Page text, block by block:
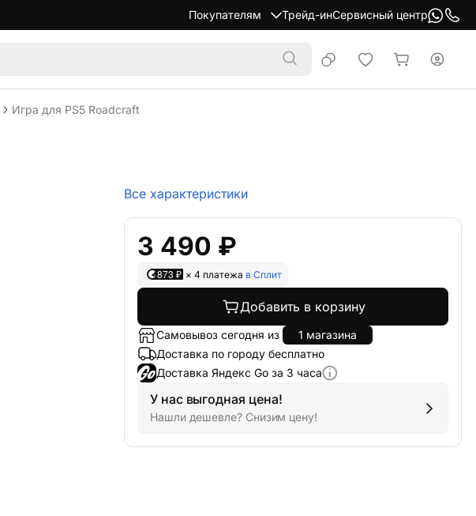
Покупателям Трейд-инСервисный центр
Игра для PS5 Roadcraft
Все характеристики
3 490 ₽
873 ₽ × 4 платежа в Сплит
Добавить в корзину
Самовывоз сегодня из
1 магазина
Доставка по городу бесплатно
Доставка Яндекс Go за 3 часа
У нас выгодная цена!
Нашли дешевле? Снизим цену!